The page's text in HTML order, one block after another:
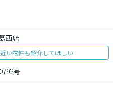
西店
い物件も紹介してほしい
号